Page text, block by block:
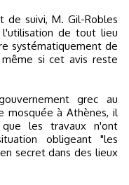
de suivi, M. Gil-Robles
de tout lieu
systématiquement de
si cet avis reste
grec au
mosquée à Athènes, il
les travaux n'ont
obligeant "les
secret dans des lieux